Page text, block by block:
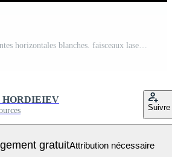
HORDIEIEV
Suivre
gratuitAttribution nécessaire